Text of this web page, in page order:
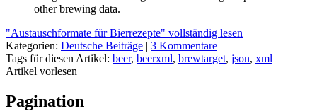
other brewing data.
"Austauschformate für Bierrezepte" vollständig lesen
Kategorien: Deutsche Beiträge | 3 Kommentare
Tags für diesen Artikel: beer, beerxml, brewtarget, json, xml
Artikel vorlesen
Pagination